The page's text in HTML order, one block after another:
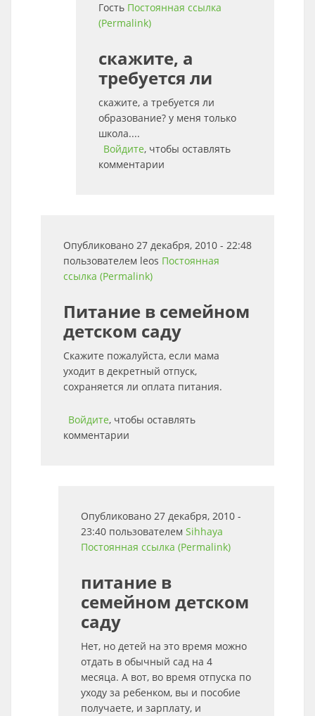
Гость Постоянная ссылка
(Permalink)
скажите, а
требуется ли
скажите, а требуется ли
образование? у меня только
школа....
Войдите, чтобы оставлять
комментарии
Опубликовано 27 декабря, 2010 - 22:48
пользователем leos Постоянная
ссылка (Permalink)
Питание в семейном
детском саду
Скажите пожалуйста, если мама
уходит в декретный отпуск,
сохраняется ли оплата питания.
Войдите, чтобы оставлять
комментарии
Опубликовано 27 декабря, 2010 -
23:40 пользователем Sihhaya
Постоянная ссылка (Permalink)
питание в
семейном детском
саду
Нет, но детей на это время можно
отдать в обычный сад на 4
месяца. А вот, во время отпуска по
уходу за ребенком, вы и пособие
получаете, и зарплату, и